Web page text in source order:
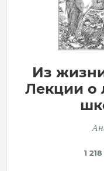
Из
Лекции о
1